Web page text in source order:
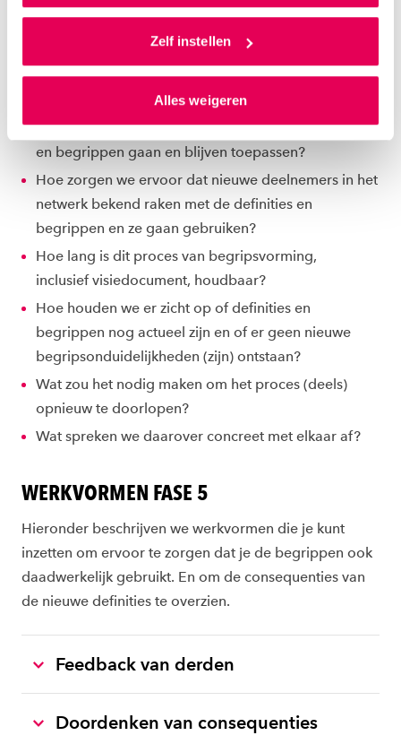
Als je op ‘Alles accepteren’ klikt dan geef je ons
toestemming om cookies voor social media en
gepersonaliseerde advertenties te plaatsen. Lees
cookiestatement. Via ‘Zelf instellen’ kun je ook zelf
instellen welke cookies we plaatsen. Je kunt je
toestemming altijd wijzigen of intrekken via
Zelf instellen
Alles weigeren
Vragen die je aan elkaar stelt
Wat is de impact van onze definities?
Hoe bepalen de definities onze samenwerking?
Hoe bepalen de definities onze werkwijze?
Hoe zorgen we ervoor dat we de nieuwe definities
en begrippen gaan en blijven toepassen?
Hoe zorgen we ervoor dat nieuwe deelnemers in het
netwerk bekend raken met de definities en
begrippen en ze gaan gebruiken?
Hoe lang is dit proces van begripsvorming,
inclusief visiedocument, houdbaar?
Hoe houden we er zicht op of definities en
begrippen nog actueel zijn en of er geen nieuwe
begripsonduidelijkheden (zijn) ontstaan?
Wat zou het nodig maken om het proces (deels)
opnieuw te doorlopen?
Wat spreken we daarover concreet met elkaar af?
WERKVORMEN FASE 5
Hieronder beschrijven we werkvormen die je kunt
inzetten om ervoor te zorgen dat je de begrippen ook
daadwerkelijk gebruikt. En om de consequenties van
de nieuwe definities te overzien.
Feedback van derden
Doordenken van consequenties